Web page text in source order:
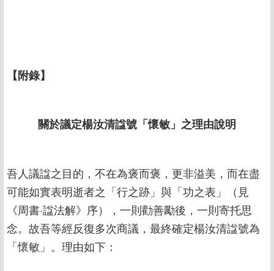
【附錄】
關於議定楊汝清諡號「懷敏」之理由說明
吾人議諡之目的，不在為褒而褒，更非溢美，而在盡
可能如實表明逝者之「行之跡」與「功之表」（見
《周書·諡法解》序），一則勸善勵後，一則寄托思
念。故吾等經反復多次商議，最終確定楊汝清諡號為
「懷敏」。理由如下：